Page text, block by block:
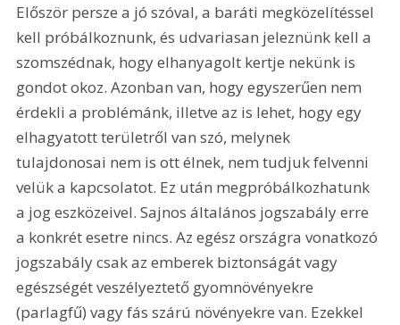
Először persze a jó szóval, a baráti megközelítéssel
kell próbálkoznunk, és udvariasan jeleznünk kell a
szomszédnak, hogy elhanyagolt kertje nekünk is
gondot okoz. Azonban van, hogy egyszerűen nem
érdekli a problémánk, illetve az is lehet, hogy egy
elhagyatott területről van szó, melynek
tulajdonosai nem is ott élnek, nem tudjuk felvenni
velük a kapcsolatot. Ez után megpróbálkozhatunk
a jog eszközeivel. Sajnos általános jogszabály erre
a konkrét esetre nincs. Az egész országra vonatkozó
jogszabály csak az emberek biztonságát vagy
egészségét veszélyeztető gyomnövényekre
(parlagfű) vagy fás szárú növényekre van. Ezekkel